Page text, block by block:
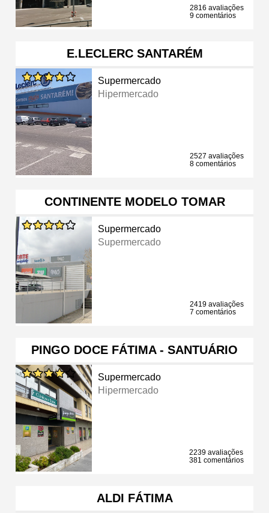
2816 avaliações
9 comentários
E.LECLERC SANTARÉM
Supermercado
Hipermercado
2527 avaliações
8 comentários
CONTINENTE MODELO TOMAR
Supermercado
Supermercado
2419 avaliações
7 comentários
PINGO DOCE FÁTIMA - SANTUÁRIO
Supermercado
Hipermercado
2239 avaliações
381 comentários
ALDI FÁTIMA